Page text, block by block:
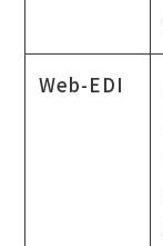
Web-EDI